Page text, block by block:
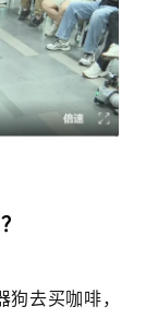
去买咖啡，